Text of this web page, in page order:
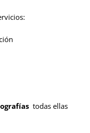
todas ellas